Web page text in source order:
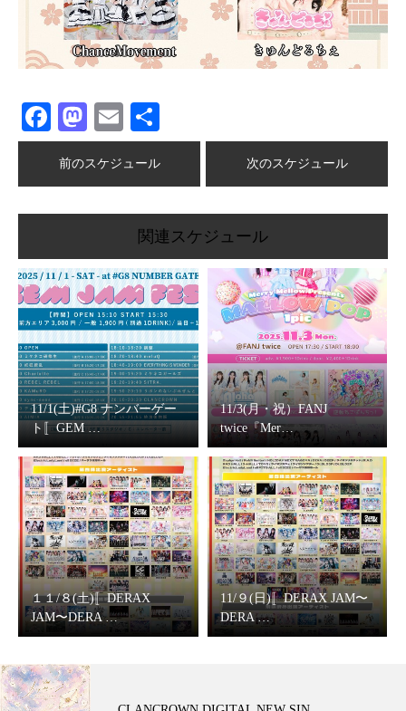
Facebook
Mastodon
Email
有
前のスケジュール 次のスケジュール
関連スケジュール
11/1(土)#G8 ナンバーゲー
ト〚GEM …
11/3(月・祝）FANJ
twice『Mer…
１１/８(土)〚DERAX
JAM〜DERA …
11/９(日)〚DERAX JAM〜
DERA …